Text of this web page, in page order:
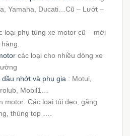
Yamaha, Ducati…Cũ – Lướt –
loại phụ tùng xe motor cũ – mới
các loại cho nhiều dòng xe
dầu nhớt và phụ gia : Motul,
Mobil1…
motor: Các loại túi đeo, găng
thùng top ….